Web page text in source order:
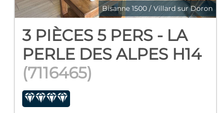
Bisanne 1500 / Villard sur Doron
3 PIÈCES 5 PERS - LA
PERLE DES ALPES H14
(7116465)